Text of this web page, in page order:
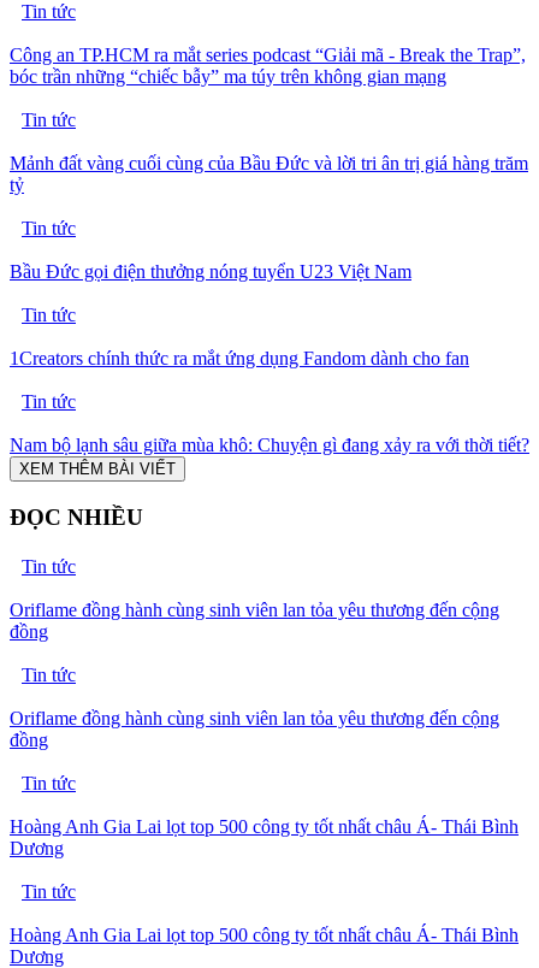
Tin tức
Công an TP.HCM ra mắt series podcast “Giải mã - Break the Trap”,
bóc trần những “chiếc bẫy” ma túy trên không gian mạng
Tin tức
Mảnh đất vàng cuối cùng của Bầu Đức và lời tri ân trị giá hàng trăm
tỷ
Tin tức
Bầu Đức gọi điện thưởng nóng tuyển U23 Việt Nam
Tin tức
1Creators chính thức ra mắt ứng dụng Fandom dành cho fan
Tin tức
Nam bộ lạnh sâu giữa mùa khô: Chuyện gì đang xảy ra với thời tiết?
XEM THÊM BÀI VIẾT
ĐỌC NHIỀU
Tin tức
Oriflame đồng hành cùng sinh viên lan tỏa yêu thương đến cộng
đồng
Tin tức
Oriflame đồng hành cùng sinh viên lan tỏa yêu thương đến cộng
đồng
Tin tức
Hoàng Anh Gia Lai lọt top 500 công ty tốt nhất châu Á- Thái Bình
Dương
Tin tức
Hoàng Anh Gia Lai lọt top 500 công ty tốt nhất châu Á- Thái Bình
Dương